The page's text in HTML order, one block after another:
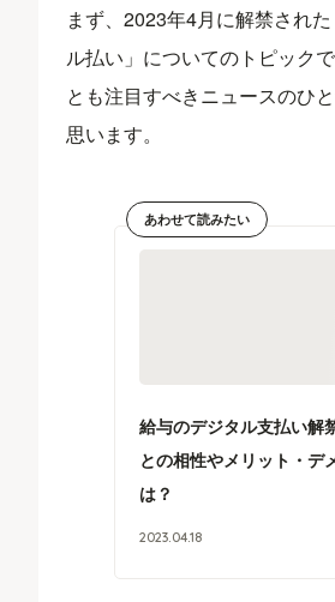
まず、2023年4月に解禁され
ル払い」についてのトピック
とも注目すべきニュースのひ
思います。
あわせて読みたい
給与のデジタル支払い解
との相性やメリット・デ
は？
2023.04.18